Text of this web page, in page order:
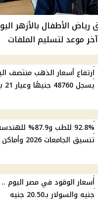
رياض الأطفال بالأزهر
موعد لتسليم الملفات
ارتفاع أسعار الذهب منتصف
يسجل 48760 جنيهًا وعيار 21 بمستوي جديد
92.8% للطب
تنسيق الجامعات 2026 وأماكن المرحلة الثانية
جنيه والسولار بـ20.50 جنيه